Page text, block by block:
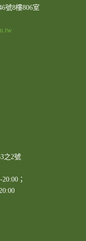
號8樓806室
之2號
；